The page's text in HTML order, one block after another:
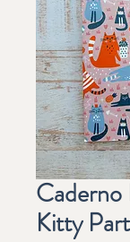
Kitty